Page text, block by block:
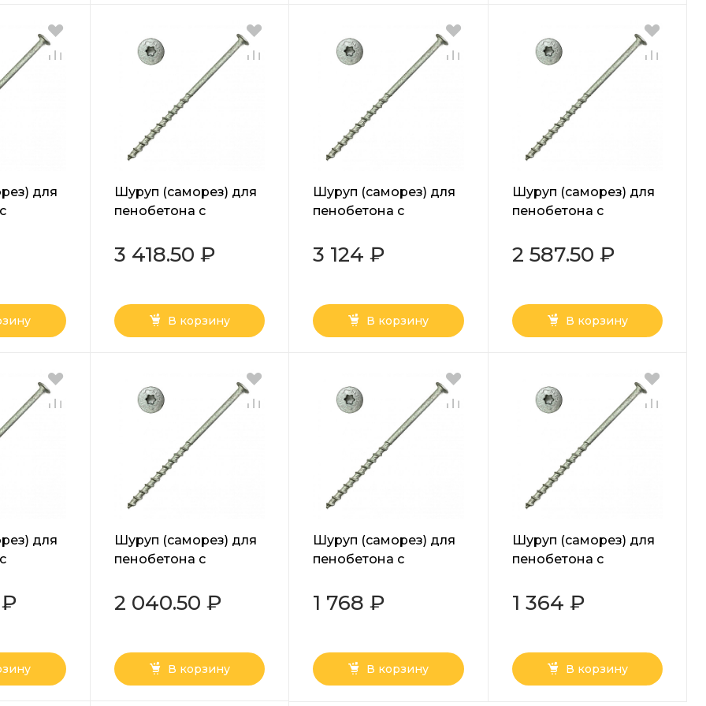
для
мм
Шуруп (саморез) для
пенобетона с
белый 8х220 мм
3 418.50 ₽
В корзину
Шуруп (саморез) для
пенобетона с
белый 8х200 мм
3 124 ₽
В корзину
Шуруп (саморез) для
пенобетона с
белый 8х180 мм
2 587.50 ₽
В корзину
для
Шуруп (саморез) для
пенобетона с
белый 8х140 мм
2 040.50 ₽
В корзину
Шуруп (саморез) для
пенобетона с
белый 8х120 мм
1 768 ₽
В корзину
Шуруп (саморез) для
пенобетона с
белый 8х100 мм
1 364 ₽
В корзину